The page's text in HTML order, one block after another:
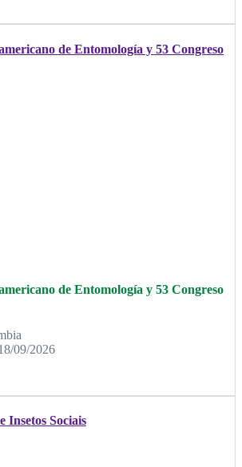
de Entomología y 53 Congreso
de Entomología y 53 Congreso
09/2026
Insetos Sociais